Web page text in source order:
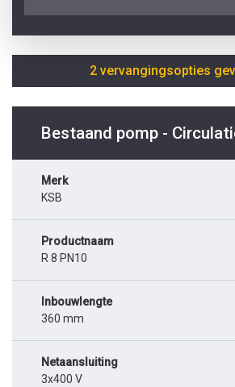
2 vervangingsopties
Bestaand pomp -
Merk
KSB
Productnaam
R 8 PN10
Inbouwlengte
360 mm
Netaansluiting
3x400 V